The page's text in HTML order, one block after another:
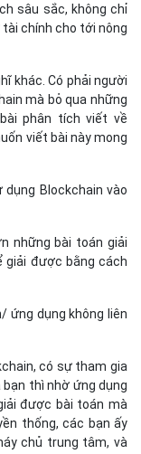
những bài toán giải
được bằng cách
ứng dụng không liên
có sự tham gia
được bài toán mà
thống, các bạn ấy
chủ trung tâm, và
vừa qua). Giải
phân tán (lưu trên
bạn đã ứng dụng
– không phải thế.
để tạo ra "giá trị gia
trữ thông tin gì trên
dùng) do đó không
Nếu bỏ phần tiền đi